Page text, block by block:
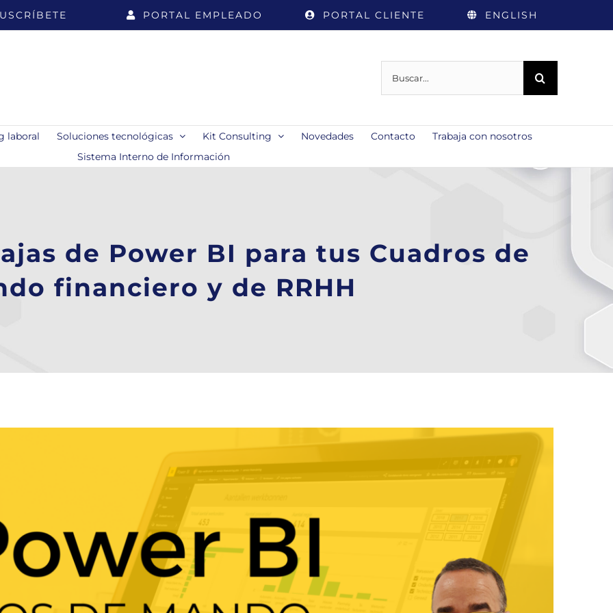
PORTAL EMPLEADO PORTAL CLIENTE ENGLISH
laboral Soluciones tecnológicas Kit Consulting Novedades Contacto
Trabaja con nosotros
Sistema Interno de Información
de Power BI para tus Cuadros de
financiero y de RRHH